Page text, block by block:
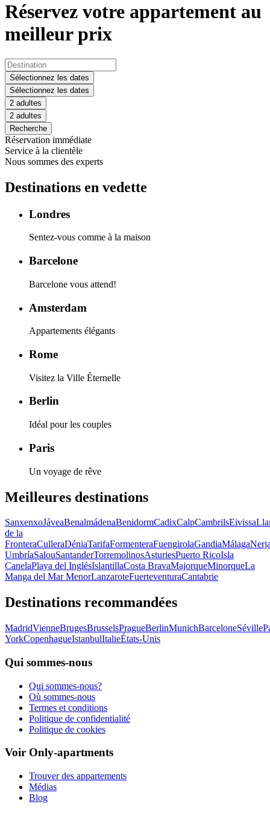
Réservez votre appartement au
meilleur prix
Sélectionnez les dates
Sélectionnez les dates
2 adultes
2 adultes
Recherche
Réservation immédiate
Service à la clientèle
Nous sommes des experts
Destinations en vedette
Londres
Sentez-vous comme à la maison
Barcelone
Barcelone vous attend!
Amsterdam
Appartements élégants
Rome
Visitez la Ville Éternelle
Berlin
Idéal pour les couples
Paris
Un voyage de rêve
Meilleures destinations
SanxenxoJáveaBenalmádenaBenidormCadixCalpCambrilsEivissa
de la
FronteraCulleraDéniaTarifaFormenteraFuengirolaGandiaMálaga
UmbríaSalouSantanderTorremolinosAsturiesPuerto RicoIsla
CanelaPlaya del InglésIslantillaCosta BravaMajorqueMinorqueLa
Manga del Mar MenorLanzaroteFuerteventuraCantabrie
Destinations recommandées
MadridVienneBrugesBrusselsPragueBerlinMunichBarceloneSéville
YorkCopenhagueIstanbulItalieÉtats-Unis
Qui sommes-nous
Qui sommes-nous?
Où sommes-nous
Termes et conditions
Politique de confidentialité
Politique de cookies
Voir Only-apartments
Trouver des appartements
Médias
Blog